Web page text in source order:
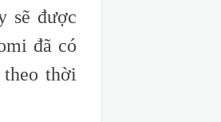
sẽ được
đã có
thời